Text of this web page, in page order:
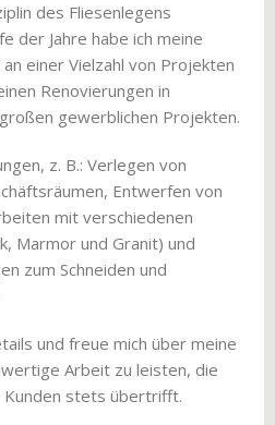
des Fliesenlegens
der Jahre habe ich meine
einer Vielzahl von Projekten
Renovierungen in
gewerblichen Projekten.
z. B.: Verlegen von
Entwerfen von
mit verschiedenen
Marmor und Granit) und
zum Schneiden und
und freue mich über meine
Arbeit zu leisten, die
Kunden stets übertrifft.